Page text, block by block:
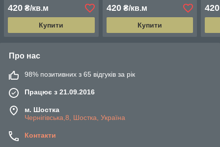
420 ₴/кв.м
Купити
420₴/кв.м
Купити
420
Про нас
98% позитивних з 65 відгуків за рік
Працює з 21.09.2016
м. Шостка
Чернігівська,8, Шостка, Україна
Контакти